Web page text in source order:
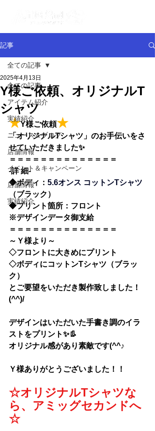
記事
全ての記事
アイテム紹介
実績紹介
ニュース＆ブログ
店舗情報
イベント＆キャンペーン
店舗情報
実績紹介
全ての記事
Y様ご依頼、オリジナルT
シャツ
2025年4月13日
★Y様ご依頼★
「オリジナルTシャツ」のお手伝いをさ
せていただきました✨
＝＝＝＝＝＝＝＝＝＝＝＝＝＝
-詳 細-
◆ボディ： 5.6オンス コットンTシャツ
（ブラック）
◆プリント箇所：フロント
※デザインデータ御支給
＝＝＝＝＝＝＝＝＝＝＝＝＝＝
～Ｙ様より～
◇フロントに大きめにプリント
◇ボディにコットンTシャツ（ブラッ
ク）
とご要望をいただき製作致しました！
(^^)/
デザインはいただいた手書き調のイラ
ストをプリント✨👢
オリジナル感があり素敵です(^^♪
Ｙ様ありがとうございました！！
☆オリジナルTシャツな
ら、アミッグセカンドへ
☆